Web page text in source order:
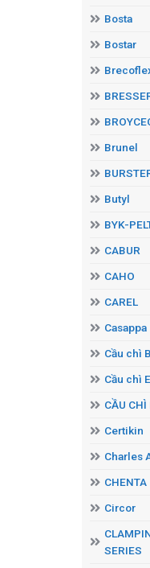
Bosta
Bostar
Brunel
Butyl
BYK-
CABUR
CAHO
CAREL
Casappa
Cầu chì
Cầu chì
CẦU CHÌ
Certikin
Charles
CHENTA
Circor
SERIES